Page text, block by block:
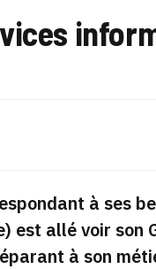
à ses
allé voir son
à son